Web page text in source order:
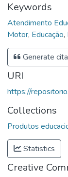
Keywords
Atendimento
Motor, Educação,
Generate
URI
https://
Collections
Produtos
Statistics
Creative